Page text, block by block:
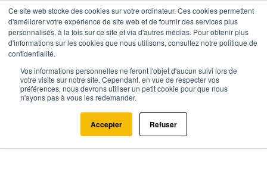
Ce site web stocke des cookies sur votre ordinateur. Ces cookies permettent
d'améliorer votre expérience de site web et de fournir des services plus
personnalisés, à la fois sur ce site et via d'autres médias. Pour obtenir plus
d'informations sur les cookies que nous utilisons, consultez notre politique de
confidentialité.
Vos informations personnelles ne feront l'objet d'aucun suivi lors de
votre visite sur notre site. Cependant, en vue de respecter vos
préférences, nous devrons utiliser un petit cookie pour que nous
n'ayons pas à vous les redemander.
Accepter Refuser
Agence.immo Prix immobilier Centre-Val de Loire Cher
Saint-Amand-Montrond (18200)
Estimation immobilière à Saint-
Amand-Montrond : Prix m² 2026